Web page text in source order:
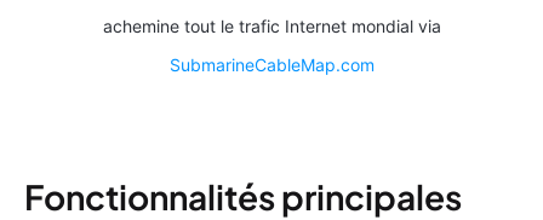
achemine tout le trafic Internet mondial via
SubmarineCableMap.com
Fonctionnalités principales